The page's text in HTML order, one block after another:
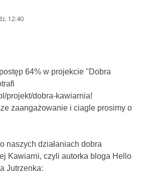
12:40
64% w projekcie "Dobra
projekt/dobra-kawiarnia!
zaangażowanie i ciagle prosimy o
naszych działaniach dobra
Kawiarni, czyli autorka bloga Hello
Jutrzenka: